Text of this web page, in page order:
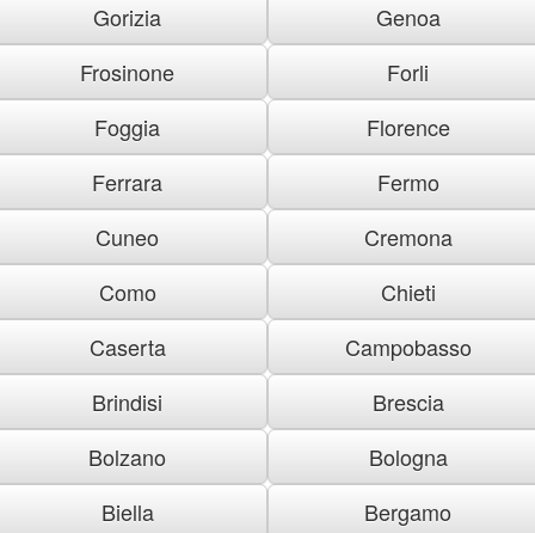
Gorizia
Genoa
Frosinone
Forli
Foggia
Florence
Ferrara
Fermo
Cuneo
Cremona
Como
Chieti
Caserta
Campobasso
Brindisi
Brescia
Bolzano
Bologna
Biella
Bergamo